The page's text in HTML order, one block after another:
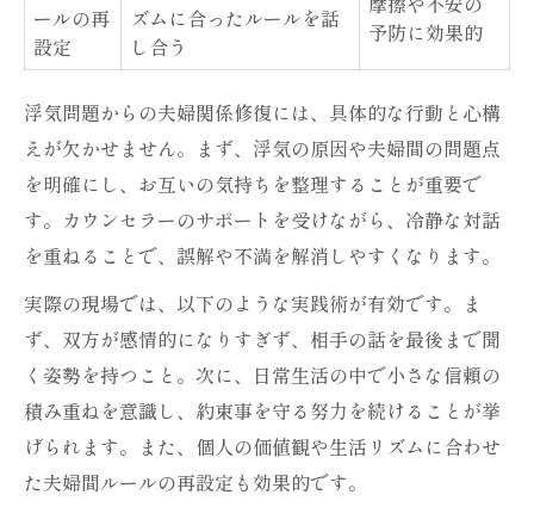
ールの再
設定
ズムに合ったルールを話
し合う
予防に効果的
浮気問題からの夫婦関係修復には、具体的な行動と心構
えが欠かせません。まず、浮気の原因や夫婦間の問題点
を明確にし、お互いの気持ちを整理することが重要で
す。カウンセラーのサポートを受けながら、冷静な対話
を重ねることで、誤解や不満を解消しやすくなります。
実際の現場では、以下のような実践術が有効です。ま
ず、双方が感情的になりすぎず、相手の話を最後まで聞
く姿勢を持つこと。次に、日常生活の中で小さな信頼の
積み重ねを意識し、約束事を守る努力を続けることが挙
げられます。また、個人の価値観や生活リズムに合わせ
た夫婦間ルールの再設定も効果的です。